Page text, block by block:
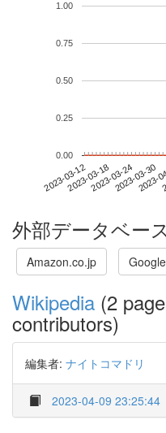
2023-03-122023-03-182023-03-242023-03-30
2023-
0.00
0.25
0.50
0.75
1.00
外部データベー
Amazon.co.jp
Wikipedia (2
contributors)
編集者: ナイトコマドリ
2023-04-09 23:25:44